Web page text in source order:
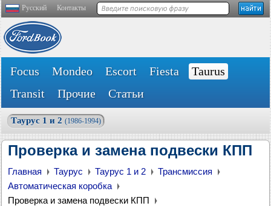
Русский Контакты
Focus Mondeo Escort Fiesta
Taurus
Transit
Прочие Статьи
Таурус 1 и 2 (1986-1994)
Проверка и замена подвески КПП
Главная Таурус Таурус 1 и 2
Трансмиссия
Автоматическая коробка
Проверка и замена подвески КПП